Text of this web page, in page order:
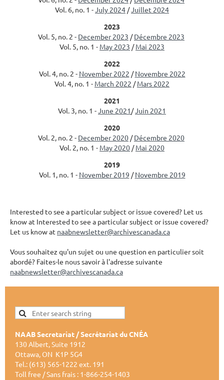
Vol. 6, no. 1 -July 2024 /Juillet 2024
2023
Vol. 5, no. 2 - December 2023 /Décembre 2023
Vol. 5, no. 1 - May 2023 /Mai 2023
2022
Vol. 4, no. 2 - November 2022 /Novembre 2022
Vol. 4, no. 1 - March 2022 /Mars 2022
2021
Vol. 3, no. 1 -June 2021/Juin 2021
2020
Vol. 2, no. 2 - December 2020 /Décembre 2020
Vol. 2, no. 1 - May 2020 /Mai 2020
2019
Vol. 1, no. 1 - November 2019 /Novembre 2019
Interested to see a particular subject or issue covered? Let us
know at Interested to see a particular subject or issue covered?
Let us know at naabnewsletter@archivescanada.ca
Vous souhaitez qu'un sujet ou une question en particulier soit
abordé? Faites-le nous savoir à l'adresse suivante
naabnewsletter@archivescanada.ca
NAAB Secretariat / Secrétariat du CNÉA
130 Albert, Suite 1912
Ottawa, ON K1P 5G4
Tel.: (613) 565-1222 ext. 191
Toll free / Sans frais : 1-866-254-1403